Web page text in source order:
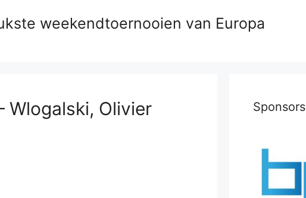
weekendtoernooien van Europa
Wlogalski, Olivier Sponsors